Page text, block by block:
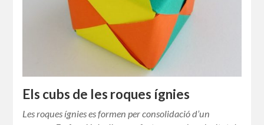
Els cubs de les roques ígnies
Les roques ígnies es formen per consolidació d’un